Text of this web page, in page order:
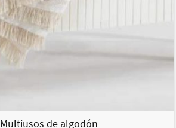
Multiusos de algodón